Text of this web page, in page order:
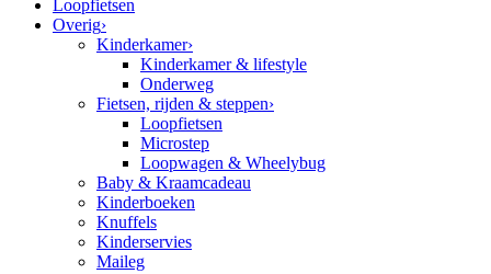
Loopfietsen
Overig›
Kinderkamer›
Kinderkamer & lifestyle
Onderweg
Fietsen, rijden & steppen›
Loopfietsen
Microstep
Loopwagen & Wheelybug
Baby & Kraamcadeau
Kinderboeken
Knuffels
Kinderservies
Maileg